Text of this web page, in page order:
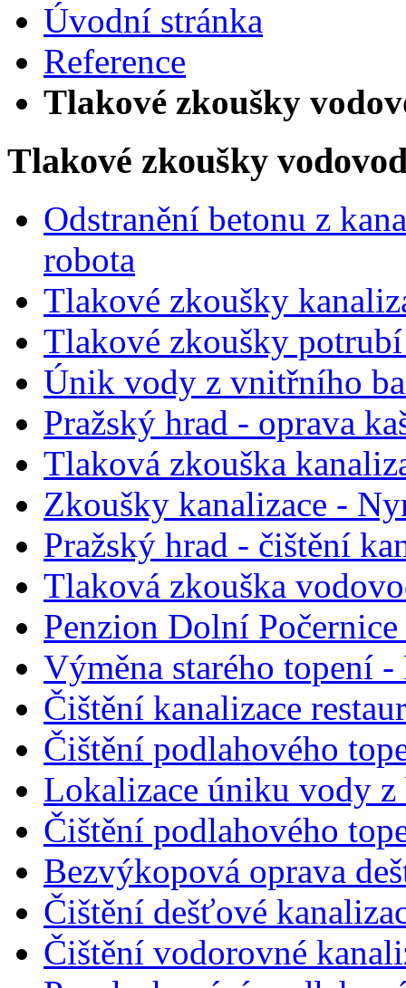
Úvodní stránka
Reference
Tlakové zkoušky
Tlakové zkoušky
Odstranění betonu z
robota
Tlakové zkoušky
Tlakové zkoušky
Únik vody z vnitřního
Pražský hrad - oprava
Tlaková zkouška
Zkoušky kanalizace -
Pražský hrad - čištění
Tlaková zkouška
Penzion Dolní
Výměna starého topení -
Čištění kanalizace
Čištění podlahového
Lokalizace úniku vody z
Čištění podlahového
Bezvýkopová oprava
Čištění dešťové
Čištění vodorovné